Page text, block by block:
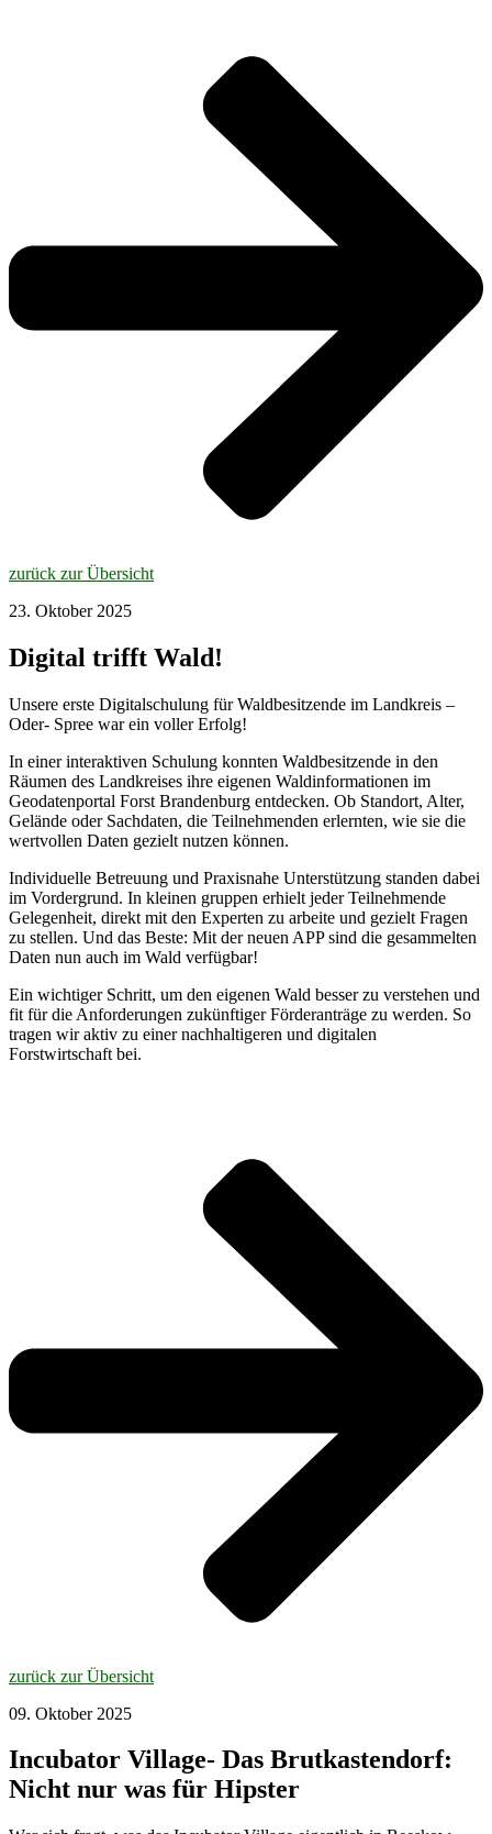
zurück zur Übersicht
23. Oktober 2025
Digital trifft Wald!
Unsere erste Digitalschulung für Waldbesitzende im Landkreis –
Oder- Spree war ein voller Erfolg!
In einer interaktiven Schulung konnten Waldbesitzende in den
Räumen des Landkreises ihre eigenen Waldinformationen im
Geodatenportal Forst Brandenburg entdecken. Ob Standort, Alter,
Gelände oder Sachdaten, die Teilnehmenden erlernten, wie sie die
wertvollen Daten gezielt nutzen können.
Individuelle Betreuung und Praxisnahe Unterstützung standen dabei
im Vordergrund. In kleinen gruppen erhielt jeder Teilnehmende
Gelegenheit, direkt mit den Experten zu arbeite und gezielt Fragen
zu stellen. Und das Beste: Mit der neuen APP sind die gesammelten
Daten nun auch im Wald verfügbar!
Ein wichtiger Schritt, um den eigenen Wald besser zu verstehen und
fit für die Anforderungen zukünftiger Förderanträge zu werden. So
tragen wir aktiv zu einer nachhaltigeren und digitalen
Forstwirtschaft bei.
zurück zur Übersicht
09. Oktober 2025
Incubator Village- Das Brutkastendorf:
Nicht nur was für Hipster